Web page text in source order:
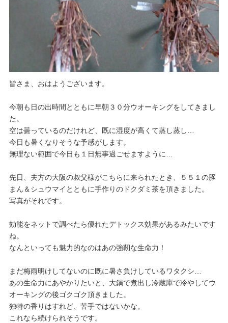
皆さま、おはようございます。
今朝も日の出時間とともに早朝３０分ウオーキングをしてきまし
た。
空は曇っているのだけれど、既に湿度が高くて蒸し蒸し…
今日も暑くなりそうな予感がします。
無理ない範囲で今日も１日無事過ごせますように…
先日、夫方の大阪の叔父様がこちらに来られたとき、５５１の豚
まん＆シュウマイとともに手作りのドクダミ茶を頂きました。
写真がそれです。
効能をネットで調べたら優れたデトックス効果があるみたいです
ね。
なんといっても魅力的なのはあの強靭な生命力！
まだ梅雨明けしてないのに既に暑さ負けしているワタクシ…
あの生命力にあやかりたいと、大鍋で煮出し冷蔵庫で冷やしてウ
オーキングの後ゴクゴク頂きました。
独特の香りはすれど、苦手ではないかな。
これなら続けられそうです。